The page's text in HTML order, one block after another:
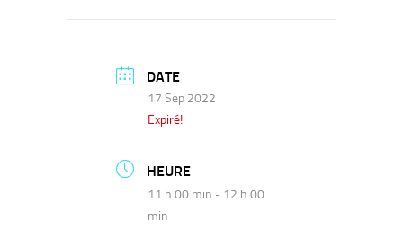
DATE
17 Sep 2022
Expiré!
HEURE
11 h 00 min - 12 h 00
min